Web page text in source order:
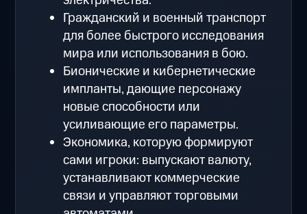
Гражданский и военный транспорт
для более быстрого исследования
мира или использования в бою.
Бионические и кибернетические
импланты, дающие персонажу
новые способности или
усиливающие его параметры.
Экономика, которую формируют
сами игроки: выпускают валюту,
устанавливают коммерческие
связи и управляют торговыми